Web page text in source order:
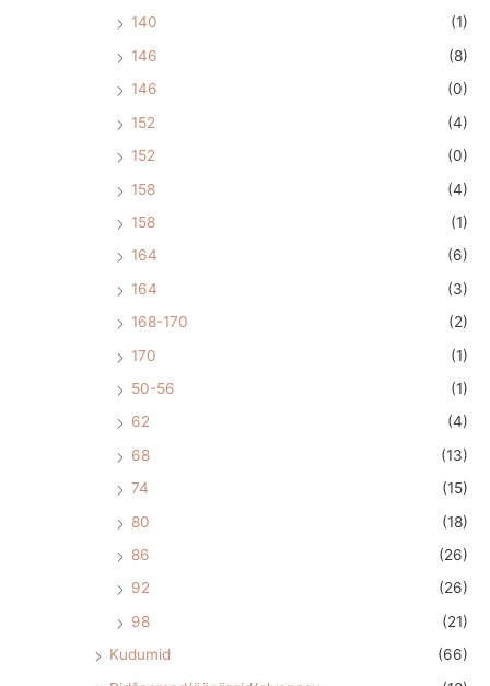
140
(1)
146
(8)
146
(0)
152
(4)
152
(0)
158
(4)
158
(1)
164
(6)
164
(3)
168-170
(2)
170
(1)
50-56
(1)
62
(4)
68
(13)
74
(15)
80
(18)
86
(26)
92
(26)
98
(21)
Kudumid
(66)